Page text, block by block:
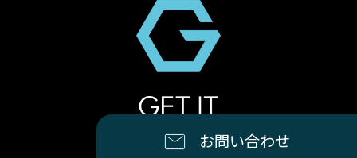
お問い合わせ